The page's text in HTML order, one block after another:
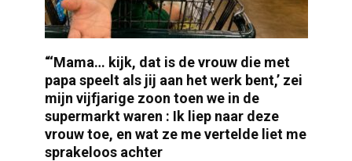
“‘Mama… kijk, dat is de vrouw die met
papa speelt als jij aan het werk bent,’ zei
mijn vijfjarige zoon toen we in de
supermarkt waren : Ik liep naar deze
vrouw toe, en wat ze me vertelde liet me
sprakeloos achter